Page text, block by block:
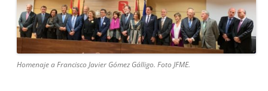
Homenaje a Francisco Javier Gómez Gálligo. Foto JFME.